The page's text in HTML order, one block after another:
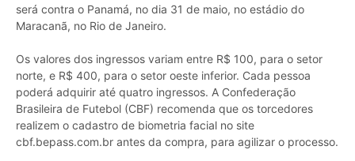
será contra o Panamá, no dia 31 de maio, no estádio do
Maracanã, no Rio de Janeiro.
Os valores dos ingressos variam entre R$ 100, para o setor
norte, e R$ 400, para o setor oeste inferior. Cada pessoa
poderá adquirir até quatro ingressos. A Confederação
Brasileira de Futebol (CBF) recomenda que os torcedores
realizem o cadastro de biometria facial no site
cbf.bepass.com.br antes da compra, para agilizar o processo.